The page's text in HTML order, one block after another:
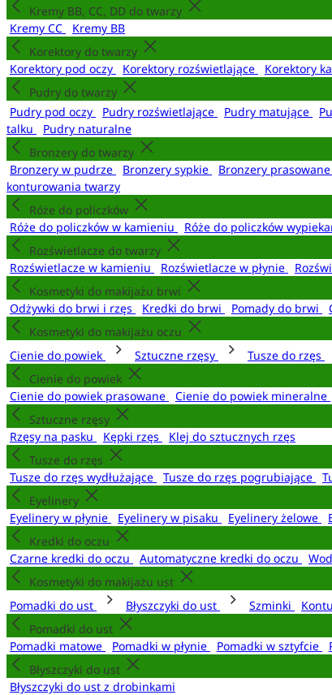
Kremy BB, CC, DD do twarzy
Kremy CC
Kremy BB
Korektory do twarzy
Korektory pod oczy
Korektory rozświetlające Korektory
Pudry do twarzy
Pudry pod oczy
Pudry rozświetlające Pudry matujące
talku
Pudry naturalne
Bronzery do twarzy
Bronzery w pudrze
Bronzery sypkie Bronzery prasowane
konturowania twarzy
Róże do policzków
Róże do policzków w kamieniu
Róże do policzków
Rozświetlacze do twarzy
Rozświetlacze w kamieniu
Rozświetlacze w płynie
Kosmetyki do makijażu brwi
Odżywki do brwi i rzęs
Kredki do brwi Pomady do brwi
Kosmetyki do makijażu oczu
Cienie do powiek
Sztuczne rzęsy Tusze do rzęs
Cienie do powiek
Cienie do powiek prasowane
Cienie do powiek mineralne
Sztuczne rzęsy
Rzęsy na pasku
Kępki rzęs
Klej do sztucznych rzęs
Tusze do rzęs
Tusze do rzęs wydłużające
Tusze do rzęs pogrubiające
Eyelinery
Eyelinery w płynie
Eyelinery w pisaku Eyelinery żelowe
Kredki do oczu
Czarne kredki do oczu
Automatyczne kredki do oczu
Kosmetyki do makijażu ust
Pomadki do ust
Błyszczyki do ust Szminki
Pomadki do ust
Pomadki matowe
Pomadki w płynie Pomadki w sztyfcie
Błyszczyki do ust
Błyszczyki do ust z drobinkami